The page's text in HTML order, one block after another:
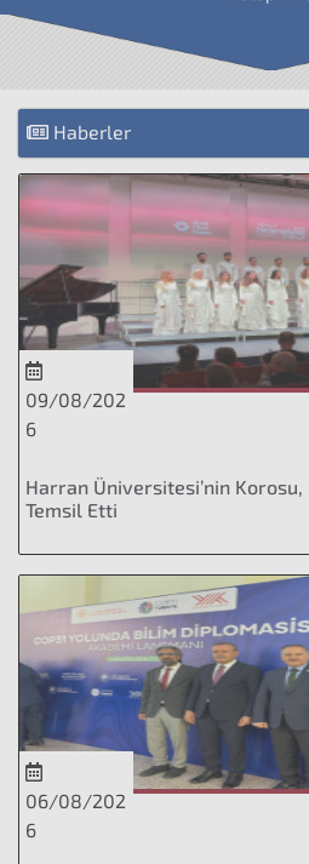
Haberler
09/08/202
6
Harran Üniversitesi’nin Korosu,
Temsil Etti
06/08/202
6